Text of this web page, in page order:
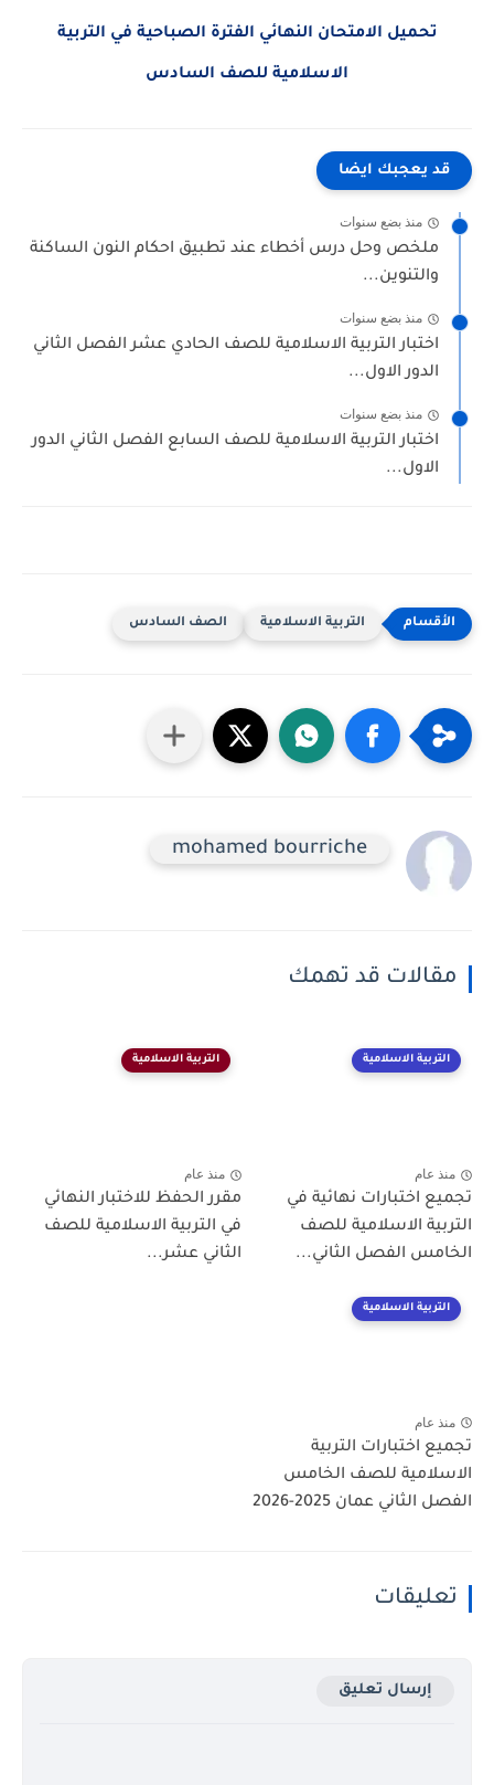
تحميل الامتحان النهائي الفترة الصباحية في التربية
الاسلامية للصف السادس
قد يعجبك ايضا
منذ بضع سنوات
ملخص وحل درس أخطاء عند تطبيق احكام النون الساكنة
والتنوين...
منذ بضع سنوات
اختبار التربية الاسلامية للصف الحادي عشر الفصل الثاني
الدور الاول...
منذ بضع سنوات
اختبار التربية الاسلامية للصف السابع الفصل الثاني الدور
الاول...
التربية الاسلامية الصف السادس
mohamed bourriche
مقالات قد تهمك
التربية الاسلامية
منذ عام
تجميع اختبارات نهائية في
التربية الاسلامية للصف
الخامس الفصل الثاني...
التربية الاسلامية
منذ عام
مقرر الحفظ للاختبار النهائي
في التربية الاسلامية للصف
الثاني عشر...
التربية الاسلامية
منذ عام
تجميع اختبارات التربية
الاسلامية للصف الخامس
الفصل الثاني عمان 2025-2026
تعليقات
إرسال تعليق